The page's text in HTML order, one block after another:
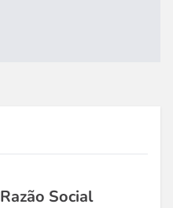
Razão Social